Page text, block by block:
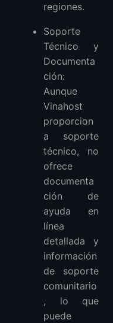
regiones.
Soporte
Técnico y
Documenta
ción:
Aunque
Vinahost
proporcion
a soporte
técnico, no
ofrece
documenta
ción de
ayuda en
línea
detallada y
información
de soporte
comunitario
, lo que
puede